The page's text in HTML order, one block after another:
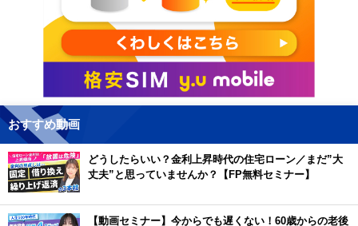
おすすめ動画
どうしたらいい？金利上昇時代の住宅ローン／まだ”大
丈夫”と思っていませんか？【FP無料セミナー】
【動画セミナー】今からでも遅くない！60歳からの老後